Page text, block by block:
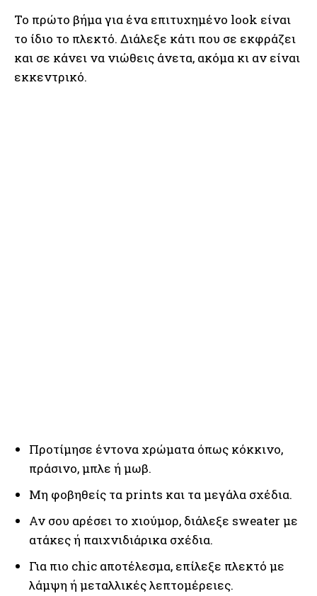
Το πρώτο βήμα για ένα επιτυχημένο look είναι
το ίδιο το πλεκτό. Διάλεξε κάτι που σε εκφράζει
και σε κάνει να νιώθεις άνετα, ακόμα κι αν είναι
εκκεντρικό.
Προτίμησε έντονα χρώματα όπως κόκκινο,
πράσινο, μπλε ή μωβ.
Μη φοβηθείς τα prints και τα μεγάλα σχέδια.
Αν σου αρέσει το χιούμορ, διάλεξε sweater με
ατάκες ή παιχνιδιάρικα σχέδια.
Για πιο chic αποτέλεσμα, επίλεξε πλεκτό με
λάμψη ή μεταλλικές λεπτομέρειες.